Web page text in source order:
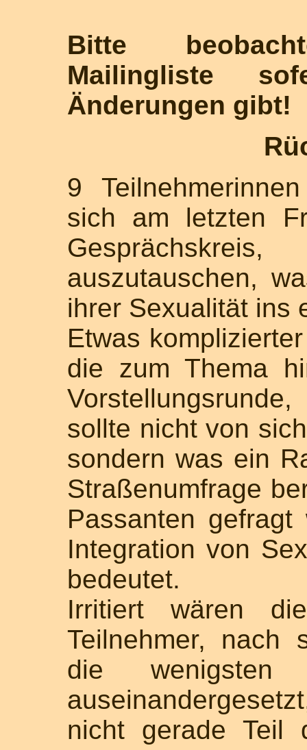
Bitte
Mailingliste
Änderungen gibt!
9
sich am letzten
auszutauschen,
ihrer Sexualität ins
Etwas
die zum Thema
sollte nicht von
sondern was ein
Straßenumfrage
Passanten
Integration von
bedeutet.
Irritiert wären
Teilnehmer, nach
die
nicht gerade Teil